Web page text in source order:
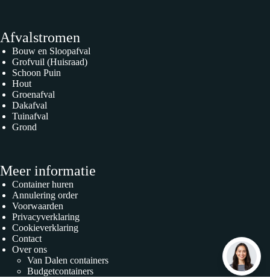
Afvalstromen
Bouw en Sloopafval
Grofvuil (Huisraad)
Schoon Puin
Hout
Groenafval
Dakafval
Tuinafval
Grond
Meer informatie
Container huren
Annulering order
Voorwaarden
Privacyverklaring
Cookieverklaring
Contact
Over ons
Van Dalen containers
Budgetcontainers